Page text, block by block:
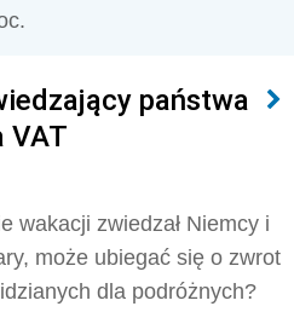
państwa
VAT
wakacji zwiedzał Niemcy i
może ubiegać się o zwrot
dla podróżnych?